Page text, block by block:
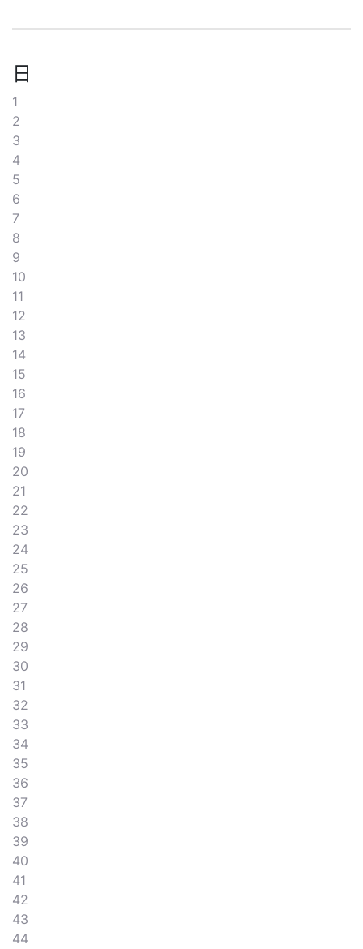
日
1
2
3
4
5
6
7
8
9
10
11
12
13
14
15
16
17
18
19
20
21
22
23
24
25
26
27
28
29
30
31
32
33
34
35
36
37
38
39
40
41
42
43
44